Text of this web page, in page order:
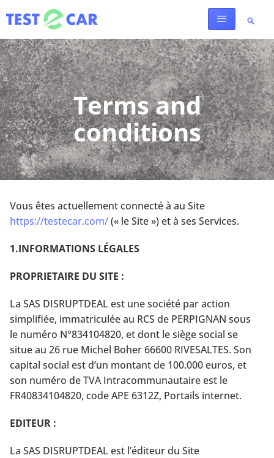
Terms and
conditions
Vous êtes actuellement connecté à au Site
https://testecar.com/(« le Site ») et à ses Services.
1.INFORMATIONS LÉGALES
PROPRIETAIRE DU SITE :
La SAS DISRUPTDEAL est une société par action
simplifiée, immatriculée au RCS de PERPIGNAN sous
le numéro N°834104820, et dont le siège social se
situe au 26 rue Michel Boher 66600 RIVESALTES. Son
capital social est d’un montant de 100.000 euros, et
son numéro de TVA Intracommunautaire est le
FR40834104820, code APE 6312Z, Portails internet.
EDITEUR :
La SAS DISRUPTDEAL est l’éditeur du Site